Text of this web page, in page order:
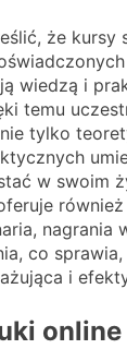
że kursy
wiedzą i
temu
tylko
w swoim
nagrania
co sprawia,
i
online